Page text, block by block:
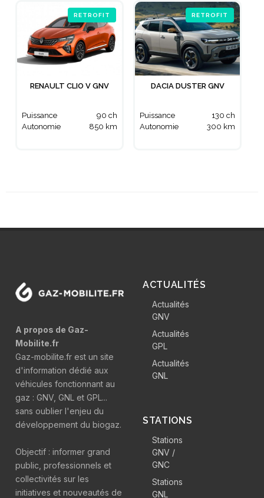
RETROFIT
RENAULT CLIO V GNV
Puissance
90 ch
Autonomie
850 km
RETROFIT
DACIA DUSTER GNV
Puissance
130 ch
Autonomie
300 km
A propos de Gaz-
Mobilite.fr
Gaz-mobilite.fr est un site
d'information dédié aux
véhicules fonctionnant au
gaz : GNV, GNL et GPL...
sans oublier l'enjeu du
développement du biogaz.
Objectif : informer grand
public, professionnels et
collectivités sur les
initiatives et nouveautés de
ACTUALITÉS
Actualités
GNV
Actualités
GPL
Actualités
GNL
STATIONS
Stations
GNV /
GNC
Stations
GNL